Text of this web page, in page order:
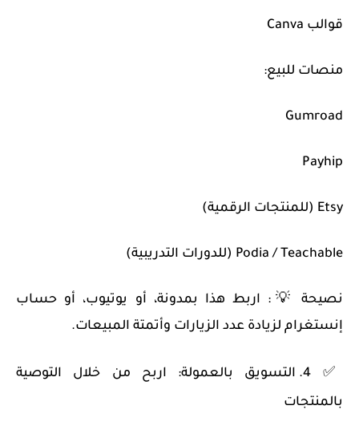
قوالب Canva
منصات للبيع:
Gumroad
Payhip
Etsy (للمنتجات الرقمية)
Podia / Teachable (للدورات التدريبية)
نصيحة 💡: اربط هذا بمدونة، أو يوتيوب، أو حساب
إنستغرام لزيادة عدد الزيارات وأتمتة المبيعات.
✅ 4. التسويق بالعمولة: اربح من خلال التوصية
بالمنتجات